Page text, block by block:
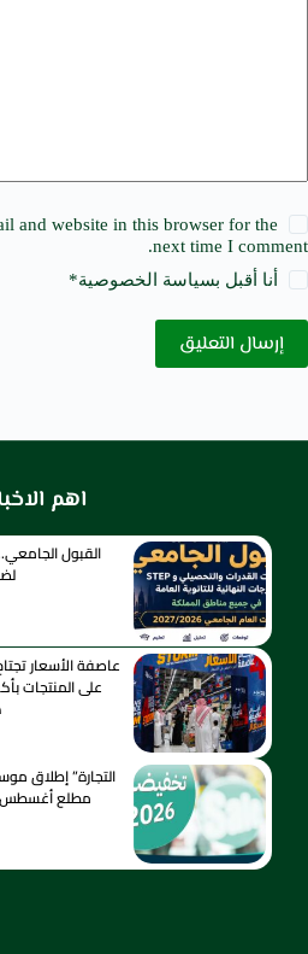
and website in this browser for the
next time I comment.
أنا أقبل بسياسة الخصوصية*
إرسال التعليق
اهم
القبول
على المنتجات
مطلع أغسطس